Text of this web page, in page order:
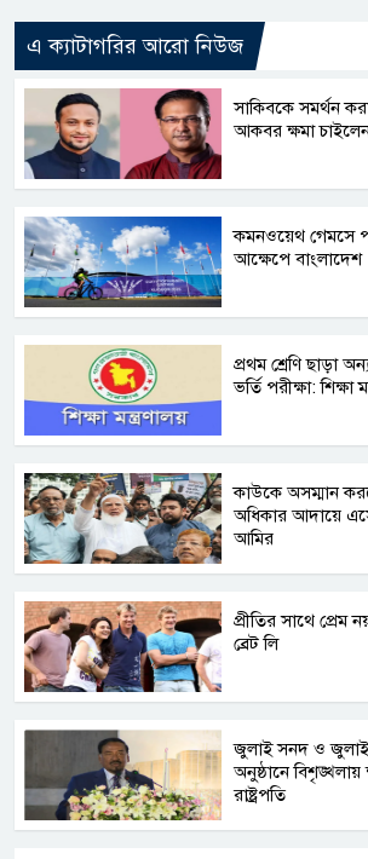
এ ক্যাটাগরির আরো নিউজ
সাকিবকে সমর্থন
আকবর ক্ষমা
কমনওয়েথ গেমসে
আক্ষেপে বাংলাদেশ
প্রথম শ্রেণি ছাড়া
ভর্তি পরীক্ষা: শিক্ষা
কাউকে অসম্মান
অধিকার আদায়ে
আমির
প্রীতির সাথে প্রেম
ব্রেট লি
জুলাই সনদ ও জুলাই
অনুষ্ঠানে বিশৃঙ্খলায়
রাষ্ট্রপতি